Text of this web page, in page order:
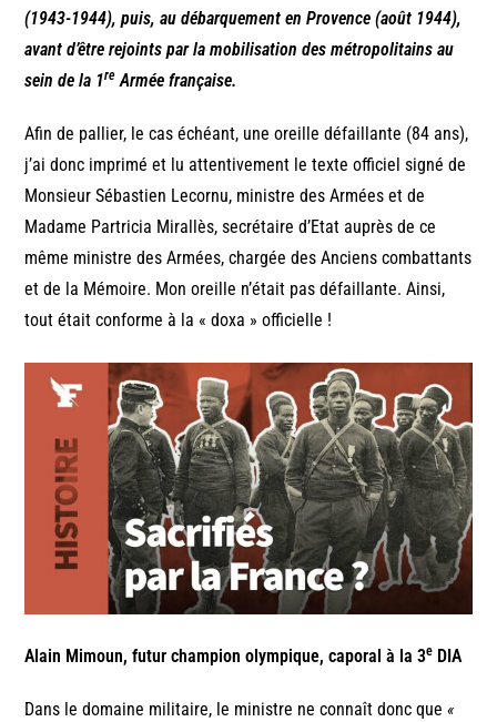
(1943-1944), puis, au débarquement en Provence (août 1944),
avant d’être rejoints par la mobilisation des métropolitains au
sein de la 1re Armée française.
Afin de pallier, le cas échéant, une oreille défaillante (84 ans),
j’ai donc imprimé et lu attentivement le texte officiel signé de
Monsieur Sébastien Lecornu, ministre des Armées et de
Madame Partricia Mirallès, secrétaire d’Etat auprès de ce
même ministre des Armées, chargée des Anciens combattants
et de la Mémoire. Mon oreille n’était pas défaillante. Ainsi,
tout était conforme à la « doxa » officielle !
Alain Mimoun, futur champion olympique, caporal à la 3e DIA
Dans le domaine militaire, le ministre ne connaît donc que«